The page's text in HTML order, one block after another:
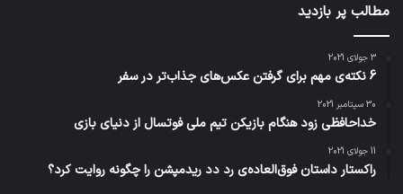
مطالب پر بازدید
3 جولای 2021
6 نکته‌ی مهم برای گرفتن عکس‌های جذاب‌تر در سفر
30 سپتامبر 2021
خداحافظی زود هنگام بازیکن تیم ملی فوتسال از دنیای بازی
11 جولای 2021
راکستار داستان فوق‌العاده‌ی رد دد ریدمپشن را چگونه روایت کرد؟